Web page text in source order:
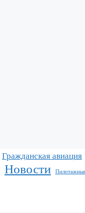
Гражданская авиация
Новости